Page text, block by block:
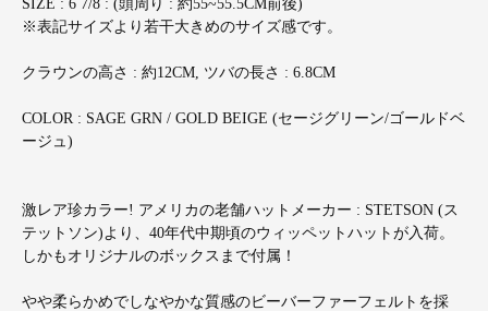
SIZE : 6 7/8 : (頭周り : 約55~55.5CM前後)
※表記サイズより若干大きめのサイズ感です。
クラウンの高さ : 約12CM, ツバの長さ : 6.8CM
COLOR : SAGE GRN / GOLD BEIGE (セージグリーン/ゴールドベ
ージュ)
激レア珍カラー! アメリカの老舗ハットメーカー : STETSON (ス
テットソン)より、40年代中期頃のウィッペットハットが入荷。
しかもオリジナルのボックスまで付属！
やや柔らかめでしなやかな質感のビーバーファーフェルトを採